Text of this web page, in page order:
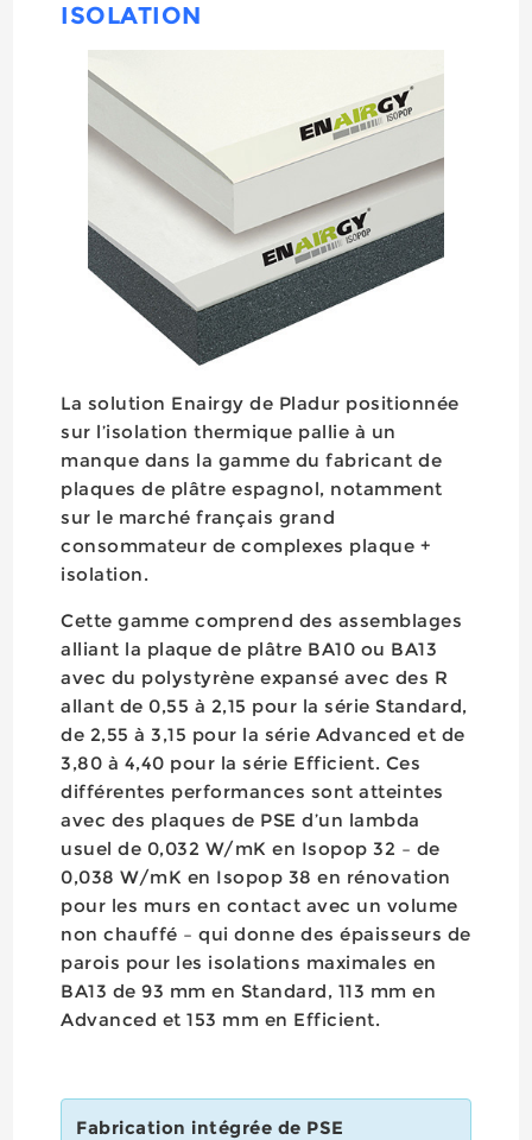
ISOLATION
La solution Enairgy de Pladur positionnée
sur l’isolation thermique pallie à un
manque dans la gamme du fabricant de
plaques de plâtre espagnol, notamment
sur le marché français grand
consommateur de complexes plaque +
isolation.
Cette gamme comprend des assemblages
alliant la plaque de plâtre BA10 ou BA13
avec du polystyrène expansé avec des R
allant de 0,55 à 2,15 pour la série Standard,
de 2,55 à 3,15 pour la série Advanced et de
3,80 à 4,40 pour la série Efficient. Ces
différentes performances sont atteintes
avec des plaques de PSE d’un lambda
usuel de 0,032 W/mK en Isopop 32 – de
0,038 W/mK en Isopop 38 en rénovation
pour les murs en contact avec un volume
non chauffé – qui donne des épaisseurs de
parois pour les isolations maximales en
BA13 de 93 mm en Standard, 113 mm en
Advanced et 153 mm en Efficient.
Fabrication intégrée de PSE